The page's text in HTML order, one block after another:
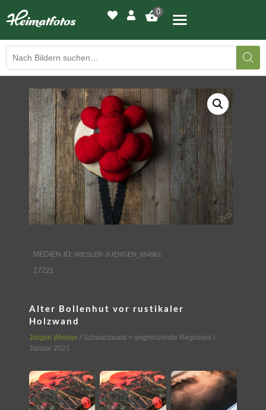
0
BILDERGALERIE
DRUCKQUALITÄTEN
LED-LEUCHTBILDER
WIR DRUCKEN IHR BILD
AUSSTELLUNGEN
KONTAKT
MEDIEN-ID: WIESLER-JUERGEN_654961
27221
Alter Bollenhut vor rustikaler
Holzwand
Jürgen Wiesler / Schwarzwald + angrenzende Regionen /
Januar 2021